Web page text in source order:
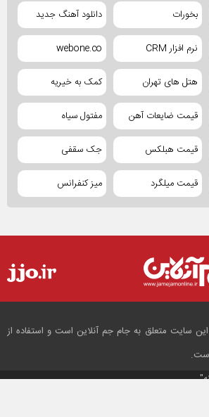
بخورات دانلود آهنگ جدید
نرم افزار CRM webone.co
هتل های تهران کمک به خیریه
قیمت ضایعات آهن مفتول سیاه
قیمت هبلکس جک سقفی
قیمت میلگرد میز کنفرانس
سایت متعلق به جام جم آنلاین است و استفاده از